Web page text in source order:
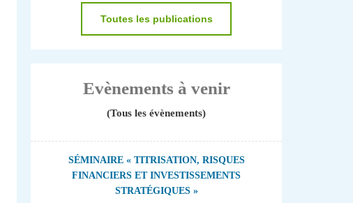
Toutes les publications
Evènements à venir
(Tous les évènements)
SÉMINAIRE « TITRISATION, RISQUES
FINANCIERS ET INVESTISSEMENTS
STRATÉGIQUES »